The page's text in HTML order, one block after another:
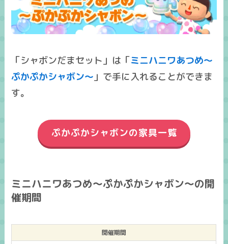
「シャボンだまセット」は「ミニハニワあつめ～
ぷかぷかシャボン～」で手に入れることができま
す。
ぷかぷかシャボンの家具一覧
ミニハニワあつめ～ぷかぷかシャボン～の開
催期間
開催期間